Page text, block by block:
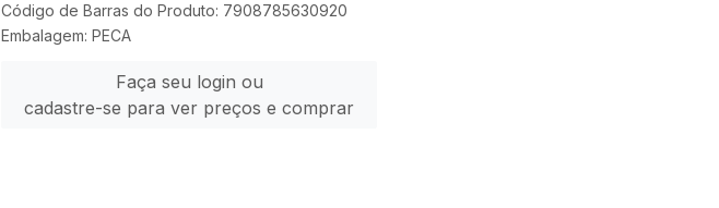
Código de Barras do Produto: 7908785630920
Embalagem: PECA
Faça seu login ou
cadastre-se para ver preços e comprar